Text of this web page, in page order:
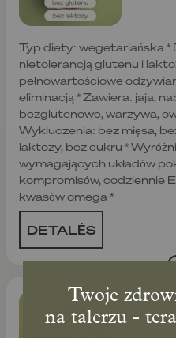
Typ diety: wegetariańska *
nietolerancją glutenu i
pełnowartościowe
eliminacją * Zawiera: jaja,
bezglutenowe, warzywa,
Wykluczenia: bez mięsa,
laktozy, bez cukru *
wymagających układów
kompromisów, codziennie
kwasów omega *
DETALĖS
Twoje
na talerzu -